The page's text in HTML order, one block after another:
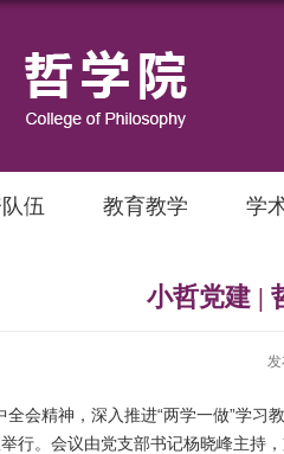
伍 教育教学 学
小哲党建 |
会精神，深入推进“两学一做”学习
行。会议由党支部书记杨晓峰主持，